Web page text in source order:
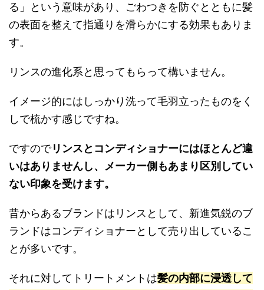
る」という意味があり、 ごわつきを防ぐとともに髪
の表面を整えて指通りを滑らかにする効果もありま
す。
リンスの進化系と思ってもらって構いません。
イメージ的にはしっかり洗って毛羽立ったものをく
しで梳かす感じですね。
ですのでリンスとコンディショナーにはほとんど違
いはありませんし、メーカー側もあまり区別してい
ない印象を受けます。
昔からあるブランドはリンスとして、新進気鋭のブ
ランドはコンディショナーとして売り出しているこ
とが多いです。
それに対してトリートメントは髪の内部に浸透して